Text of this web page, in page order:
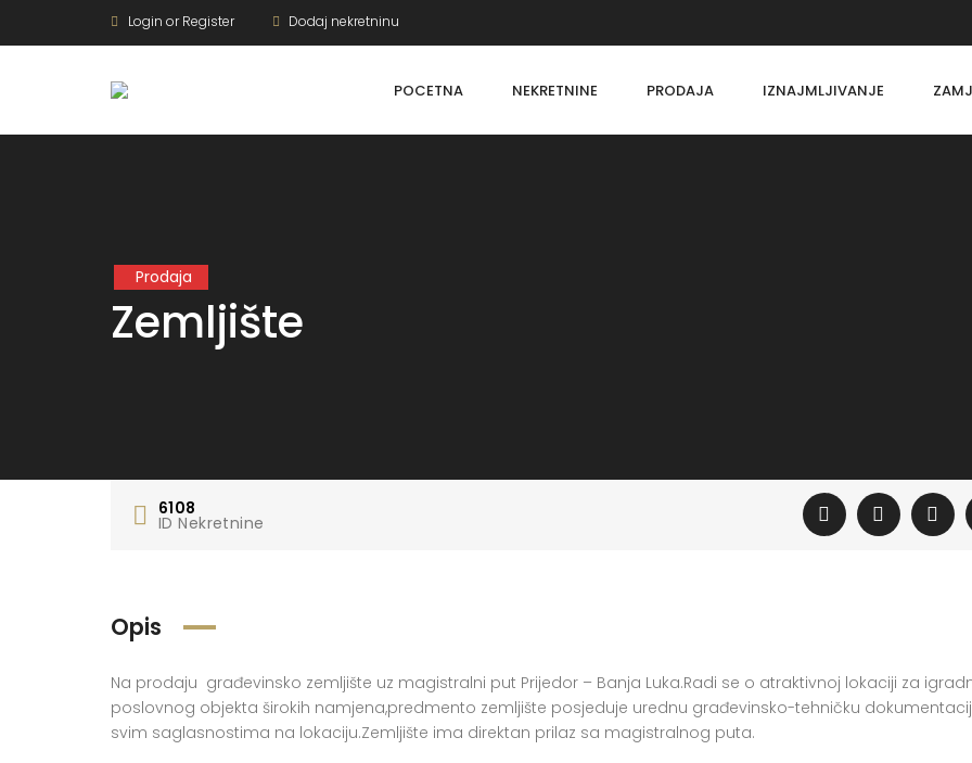
Login or Register Dodaj nekretninu
POCETNA NEKRETNINE PRODAJA IZNAJMLJIVANJE
Prodaja
Zemljište
6108
ID Nekretnine
Opis
Na prodaju građevinsko zemljište uz magistralni put Prijedor – Banja Luka.Radi se o atraktivnoj lokaciji za
poslovnog objekta širokih namjena,predmento zemljište posjeduje urednu građevinsko-tehničku
svim saglasnostima na lokaciju.Zemljište ima direktan prilaz sa magistralnog puta.